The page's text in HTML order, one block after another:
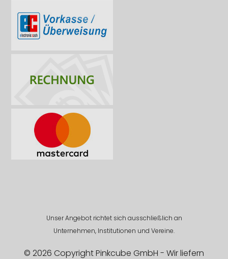
Unser Angebot richtet sich ausschließlich an
Unternehmen, Institutionen und Vereine.
© 2026 Copyright Pinkcube GmbH - Wir liefern